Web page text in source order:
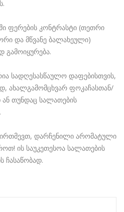
ფერების კონტრასტი (თეთრი
და მწვანე ბალახეული)
გამოიყურება.
სადღესასწაულო დაფებისთვის,
ახალგამომცხვარ ფოკაჩასთან/
თუნდაც სალათების
დარჩენილი არომატული
ის საუკეთესოა სალათების
ჩასაწობად.